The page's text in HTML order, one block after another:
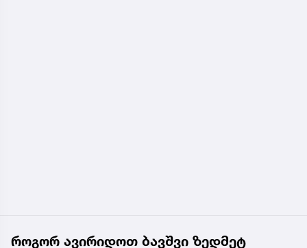
როგორ ავირიდოთ ბავშვი ზედმეტ